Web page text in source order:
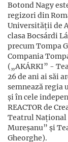
Botond Nagy
regizori din
Universității de
clasa Bocsárdi
precum Tompa
Compania
(„AKÁRKI” -
26 de ani ai săi
semnează regia
și în cele
REACTOR de
Teatrul Național
Mureșanu” și
Gheorghe).